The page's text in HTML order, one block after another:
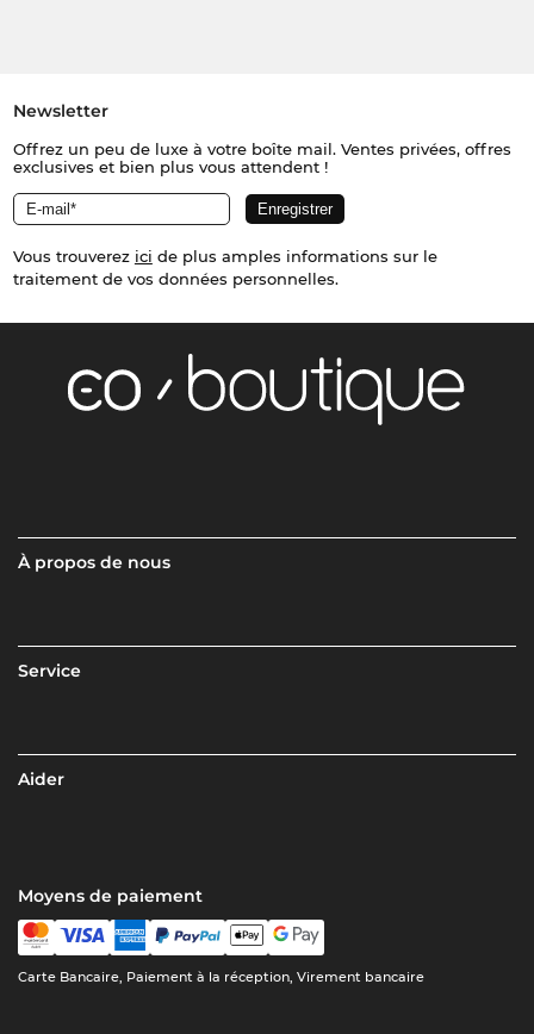
Newsletter
Offrez un peu de luxe à votre boîte mail. Ventes privées, offres
exclusives et bien plus vous attendent !
Vous trouverez ici de plus amples informations sur le
traitement de vos données personnelles.
À propos de nous
Service
Aider
Moyens de paiement
Carte Bancaire, Paiement à la réception, Virement bancaire